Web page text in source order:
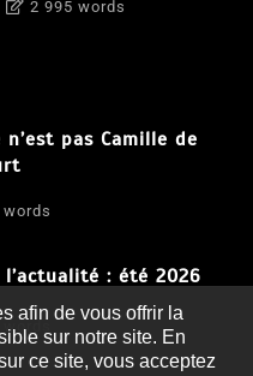
2 995 words
pas Camille de
l’actualité : été 2026
afin de vous offrir la
sur notre site. En
ce site, vous acceptez